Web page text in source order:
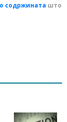
содржината што